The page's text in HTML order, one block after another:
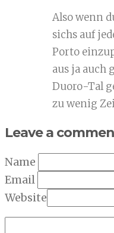
Also wenn
sichs auf
Porto
aus ja auch
Duoro-Tal
zu wenig
Leave a
Name
Email
Website